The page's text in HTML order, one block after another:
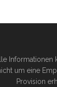
um eine
Provision